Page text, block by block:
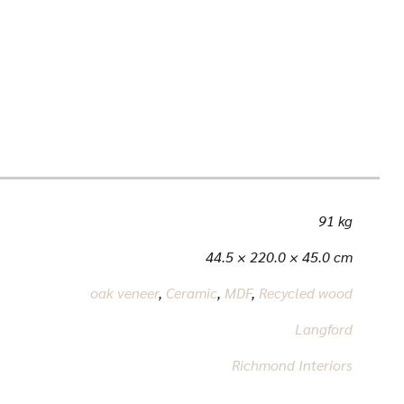
91 kg
44.5 × 220.0 × 45.0 cm
oak veneer, Ceramic, MDF, Recycled wood
Langford
Richmond Interiors